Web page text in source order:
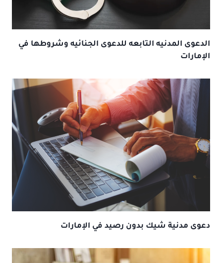
الدعوى المدنيه التابعه للدعوى الجنائيه وشروطها في
الإمارات
دعوى مدنية شيك بدون رصيد في الإمارات